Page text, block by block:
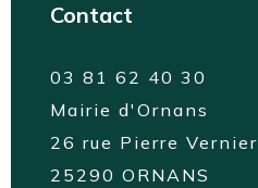
Contact
03 81 62 40 30
Mairie d'Ornans
26 rue Pierre Vernier
25290 ORNANS